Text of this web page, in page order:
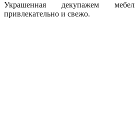
Украшенная декупажем
привлекательно и свежо.